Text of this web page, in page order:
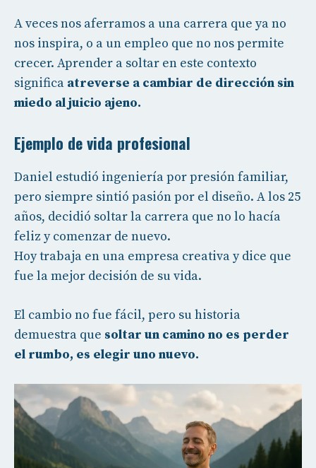
A veces nos aferramos a una carrera que ya no
nos inspira, o a un empleo que no nos permite
crecer. Aprender a soltar en este contexto
significa atreverse a cambiar de dirección sin
miedo al juicio ajeno.
Ejemplo de vida profesional
Daniel estudió ingeniería por presión familiar,
pero siempre sintió pasión por el diseño. A los 25
años, decidió soltar la carrera que no lo hacía
feliz y comenzar de nuevo.
Hoy trabaja en una empresa creativa y dice que
fue la mejor decisión de su vida.
El cambio no fue fácil, pero su historia
demuestra que soltar un camino no es perder
el rumbo, es elegir uno nuevo.